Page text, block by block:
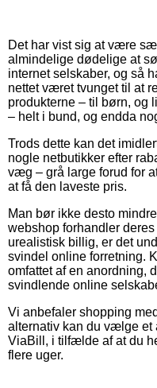
Det har vist sig at være
almindelige dødelige at
internet selskaber, og så
nettet været tvunget til at
produkterne – til børn, og
– helt i bund, og endda
Trods dette kan det
nogle netbutikker efter
væg – grå large forud for
at få den laveste pris.
Man bør ikke desto
webshop forhandler
urealistisk billig, er det
svindel online forretning.
omfattet af en anordning,
svindlende online
Vi anbefaler shopping
alternativ kan du vælge et
ViaBill, i tilfælde af at du
flere uger.